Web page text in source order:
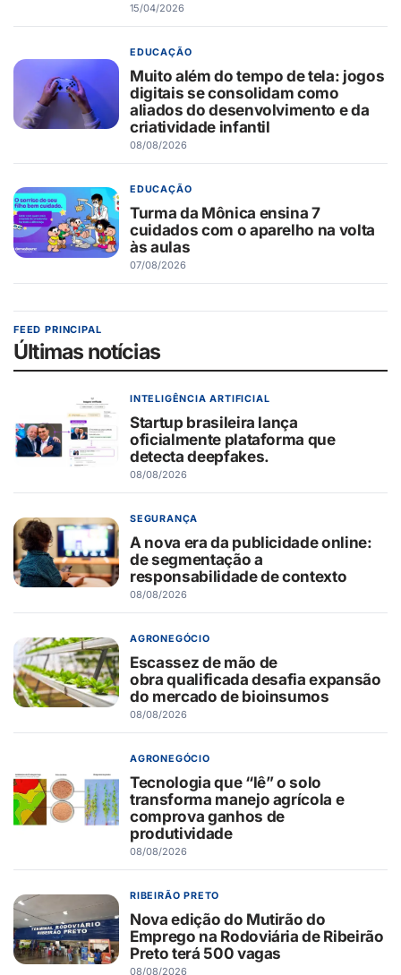
15/04/2026
EDUCAÇÃO
Muito além do tempo de tela: jogos
digitais se consolidam como
aliados do desenvolvimento e da
criatividade infantil
08/08/2026
EDUCAÇÃO
Turma da Mônica ensina 7
cuidados com o aparelho na volta
às aulas
07/08/2026
FEED PRINCIPAL
Últimas notícias
INTELIGÊNCIA ARTIFICIAL
Startup brasileira lança
oficialmente plataforma que
detecta deepfakes.
08/08/2026
SEGURANÇA
A nova era da publicidade online:
de segmentação a
responsabilidade de contexto
08/08/2026
AGRONEGÓCIO
Escassez de mão de
obra qualificada desafia expansão
do mercado de bioinsumos
08/08/2026
AGRONEGÓCIO
Tecnologia que “lê” o solo
transforma manejo agrícola e
comprova ganhos de
produtividade
08/08/2026
RIBEIRÃO PRETO
Nova edição do Mutirão do
Emprego na Rodoviária de Ribeirão
Preto terá 500 vagas
08/08/2026